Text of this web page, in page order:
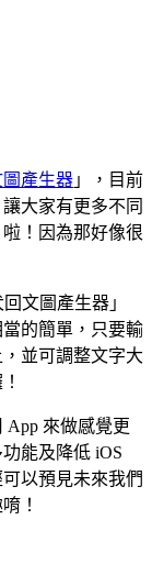
產生器 」，目前
大家有更多不同
！因為那好像很
文圖產生器」
的簡單，只要輸
並可調整文字大
App 來做感覺更
能及降低 iOS
以預見未來我們
！